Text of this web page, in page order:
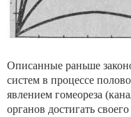
Описанные раньше
систем в процессе
явлением гомеореза
органов достигать